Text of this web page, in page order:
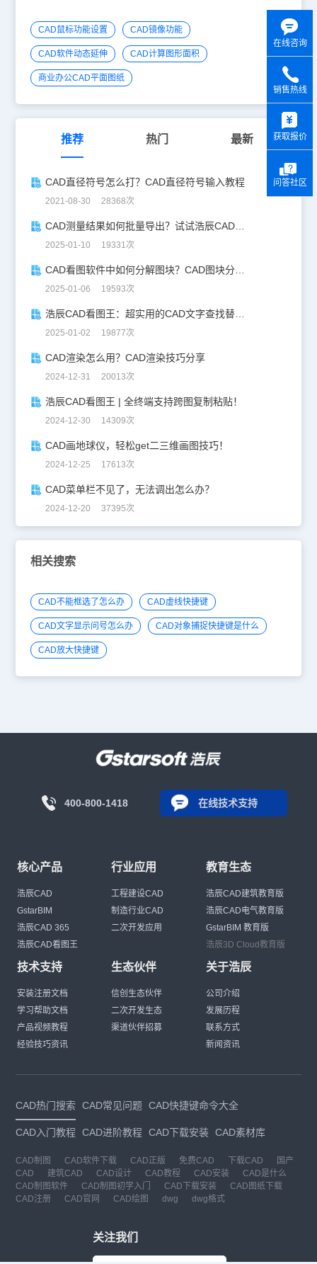
CAD鼠标功能设置 CAD镜像功能
CAD软件动态延伸 CAD计算图形面积
商业办公CAD平面图纸
推荐 热门 最新
CAD直径符号怎么打？CAD直径符号输入教程
2021-08-30 28368次
CAD测量结果如何批量导出？试试浩辰CAD看图王！
2025-01-10 19331次
CAD看图软件中如何分解图块？CAD图块分解详解！
2025-01-06 19593次
浩辰CAD看图王：超实用的CAD文字查找替换技巧分享！
2025-01-02 19877次
CAD渲染怎么用？CAD渲染技巧分享
2024-12-31 20013次
浩辰CAD看图王 | 全终端支持跨图复制粘贴！
2024-12-30 14309次
CAD画地球仪，轻松get二三维画图技巧！
2024-12-25 17613次
CAD菜单栏不见了，无法调出怎么办？
2024-12-20 37395次
相关搜索
CAD不能框选了怎么办 CAD虚线快捷键
CAD文字显示问号怎么办 CAD对象捕捉快捷键是什么
CAD放大快捷键
400-800-1418 在线技术支持
核心产品
浩辰CAD
GstarBIM
浩辰CAD 365
浩辰CAD看图王
行业应用
工程建设CAD
制造行业CAD
二次开发应用
教育生态
浩辰CAD建筑教育版
浩辰CAD电气教育版
GstarBIM 教育版
浩辰3D Cloud教育版
技术支持
安装注册文档
学习帮助文档
产品视频教程
经验技巧资讯
生态伙伴
信创生态伙伴
二次开发生态
渠道伙伴招募
关于浩辰
公司介绍
发展历程
联系方式
新闻资讯
CAD热门搜索 CAD常见问题 CAD快捷键命令大全
CAD入门教程 CAD进阶教程 CAD下载安装 CAD素材库
CAD制图 CAD软件下载 CAD正版 免费CAD 下载CAD
国产
CAD
建筑CAD CAD设计 CAD教程 CAD安装
CAD是什么
CAD制图软件
CAD制图初学入门 CAD下载安装
CAD图纸下载
CAD注册
CAD官网 CAD绘图 dwg dwg格式
关注我们
在线咨询
销售热线
获取报价
问答社区